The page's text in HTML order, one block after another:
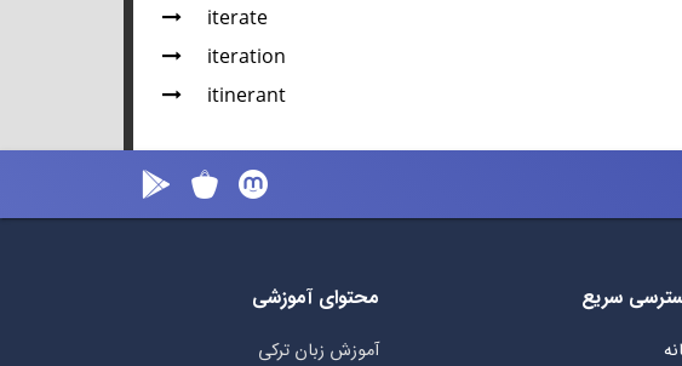
iterate
iteration
itinerant
سریع محتوای آموزشی
آموزش زبان ترکی